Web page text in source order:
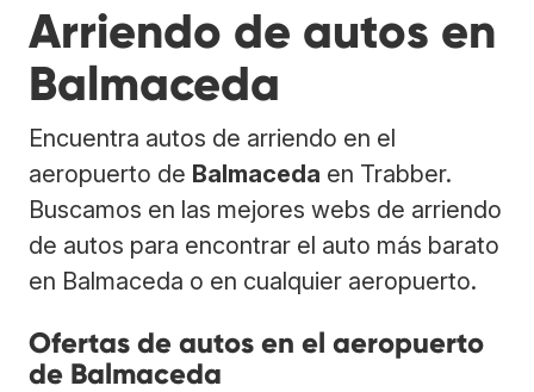
Arriendo de autos en
Balmaceda
Encuentra autos de arriendo en el
aeropuerto de Balmaceda en Trabber.
Buscamos en las mejores webs de arriendo
de autos para encontrar el auto más barato
en Balmaceda o en cualquier aeropuerto.
Ofertas de autos en el aeropuerto
de Balmaceda